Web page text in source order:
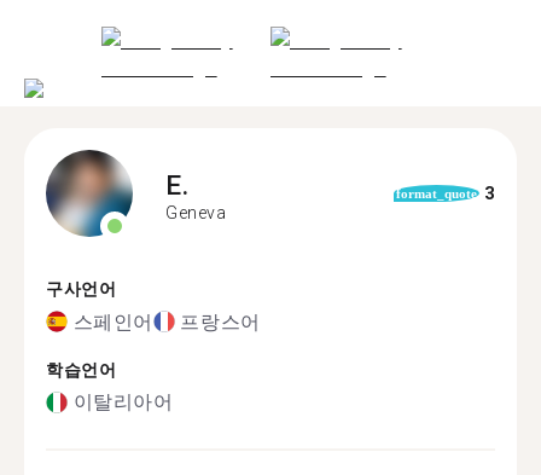
E.
Geneva
format_quote 3
구사언어
스페인어 프랑스어
학습언어
이탈리아어